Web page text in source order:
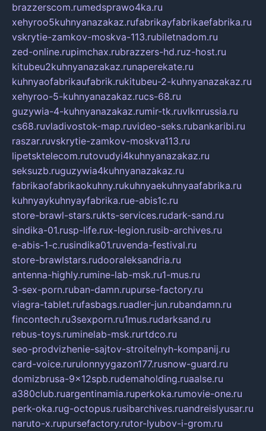
brazzerscom.rumedsprawo4ka.ru
xehyroo5kuhnyanazakaz.rufabrikayfabrikaefabrika.ru
vskrytie-zamkov-moskva-113.rubiletnadom.ru
zed-online.rupimchax.rubrazzers-hd.ruz-host.ru
kitubeu2kuhnyanazakaz.runaperekate.ru
kuhnyaofabrikaufabrik.rukitubeu-2-kuhnyanazakaz.ru
xehyroo-5-kuhnyanazakaz.rucs-68.ru
guzywia-4-kuhnyanazakaz.rumir-tk.ruvlknrussia.ru
cs68.ruvladivostok-map.ruvideo-seks.rubankaribi.ru
raszar.ruvskrytie-zamkov-moskva113.ru
lipetsktelecom.rutovudyi4kuhnyanazakaz.ru
seksuzb.ruguzywia4kuhnyanazakaz.ru
fabrikaofabrikaokuhny.rukuhnyaekuhnyaafabrika.ru
kuhnyaykuhnyayfabrika.rue-abis1c.ru
store-brawl-stars.rukts-services.rudark-sand.ru
sindika-01.rusp-life.rux-legion.rusib-archives.ru
e-abis-1-c.rusindika01.ruvenda-festival.ru
store-brawlstars.rudooraleksandria.ru
antenna-highly.rumine-lab-msk.ru1-mus.ru
3-sex-porn.ruban-damn.rupurse-factory.ru
viagra-tablet.rufasbags.ruadler-jun.rubandamn.ru
fincontech.ru3sexporn.ru1mus.rudarksand.ru
rebus-toys.ruminelab-msk.rurtdco.ru
seo-prodvizhenie-sajtov-stroitelnyh-kompanij.ru
card-voice.rurulonnyygazon177.rusnow-guard.ru
domizbrusa-9x12spb.rudemaholding.ruaalse.ru
a380club.ruargentinamia.ruperkoka.rumovie-one.ru
perk-oka.rug-octopus.rusibarchives.ruandreislyusar.ru
naruto-x.rupursefactory.rutor-lyubov-i-grom.ru